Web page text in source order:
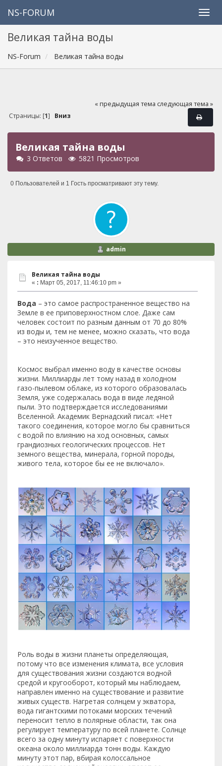
NS-FORUM
Великая тaйна воды
NS-Forum Великая тaйна воды
« предыдущая тема следующая тема »
Страницы: [1] Вниз
Великая тaйна воды
3 Ответов 5821 Просмотров
0 Пользователей и 1 Гость просматривают эту тему.
admin
Великая тaйна воды
« : Март 05, 2017, 11:46:10 pm »
Вода – это самое распространенное вещество на
Земле в ее приповерхностном слое. Даже сам
человек состоит по разным данным от 70 до 80%
из воды и, тем не менее, можно сказать, что вода
– это неизученное вещество.
Космос выбрал именно воду в качестве основы
жизни. Миллиарды лет тому назад в холодном
газо-пылевом облаке, из которого образовалась
Земля, уже содержалась вода в виде ледяной
пыли. Это подтверждается исследованиями
Вселенной. Академик Вернадский писал: «Нет
такого соединения, которое могло бы сравниться
с водой по влиянию на ход основных, самых
грандиозных геологических процессов. Нет
земного вещества, минерала, горной породы,
живого тела, которое бы ее не включало».
Роль воды в жизни планеты определяющая,
потому что все изменения климата, все условия
для существования жизни создаются водной
средой и кругооборот, который мы наблюдаем,
направлен именно на существование и развитие
живых существ. Нагретая солнцем у экватора,
вода гигантскими потоками морских течений
переносит тепло в полярные области, так она
регулирует температуру по всей планете. Солнце
всего за одну минуту испаряет с поверхности
океана около миллиарда тонн воды. Каждую
минуту этот пар, вбирая колоссальное